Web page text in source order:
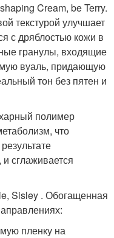
Cream, be Terry.
текстурой улучшает
с дряблостью кожи в
гранулы, входящие
вуаль, придающую
тон без пятен и
полимер
что
и сглаживается
Sisley . Обогащенная
пленку на